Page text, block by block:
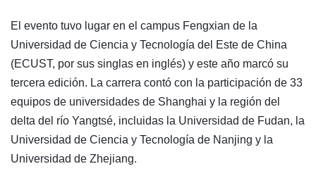
El evento tuvo lugar en el campus Fengxian de la
Universidad de Ciencia y Tecnología del Este de China
(ECUST, por sus singlas en inglés) y este año marcó su
tercera edición. La carrera contó con la participación de 33
equipos de universidades de Shanghai y la región del
delta del río Yangtsé, incluidas la Universidad de Fudan, la
Universidad de Ciencia y Tecnología de Nanjing y la
Universidad de Zhejiang.